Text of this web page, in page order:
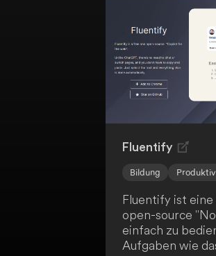
personalisierte
Verbessere
erreiche heute
Fluentify
Bildung
Fluentify ist
open-source
einfach zu
Aufgaben wie